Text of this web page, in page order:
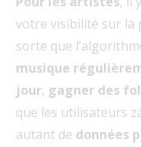
votre visibilité sur la
sorte que
musique
jour, gagner des
que les utilisateurs
autant de données